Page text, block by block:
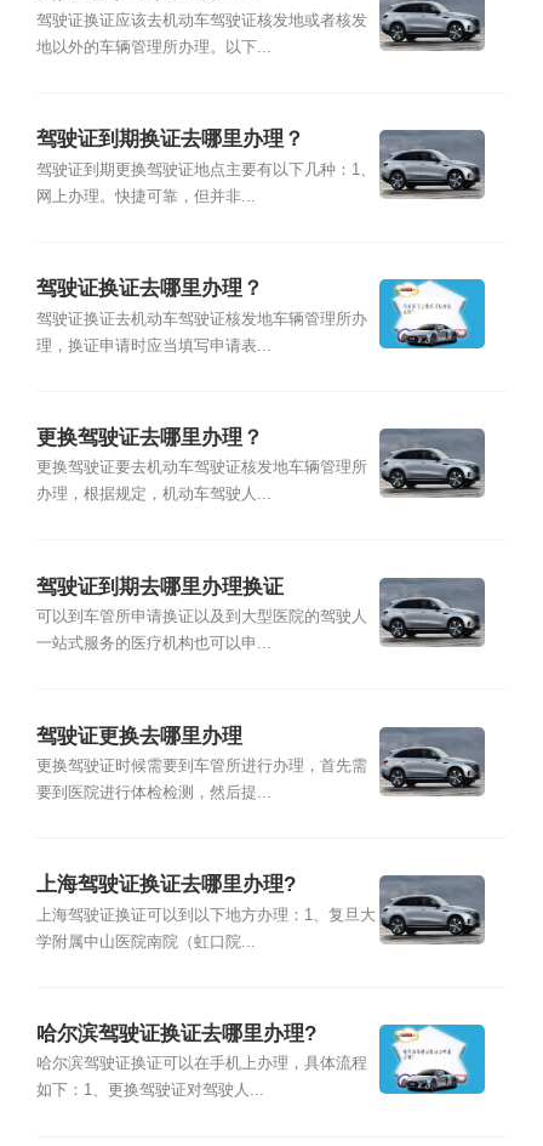
驾驶证换证应该去机动车驾驶证核发地或者核发
地以外的车辆管理所办理。以下...
驾驶证到期换证去哪里办理？
驾驶证到期更换驾驶证地点主要有以下几种：1、
网上办理。快捷可靠，但并非...
驾驶证换证去哪里办理？
驾驶证换证去机动车驾驶证核发地车辆管理所办
理，换证申请时应当填写申请表...
更换驾驶证去哪里办理？
更换驾驶证要去机动车驾驶证核发地车辆管理所
办理，根据规定，机动车驾驶人...
驾驶证到期去哪里办理换证
可以到车管所申请换证以及到大型医院的驾驶人
一站式服务的医疗机构也可以申...
驾驶证更换去哪里办理
更换驾驶证时候需要到车管所进行办理，首先需
要到医院进行体检检测，然后提...
上海驾驶证换证去哪里办理?
上海驾驶证换证可以到以下地方办理：1、复旦大
学附属中山医院南院（虹口院...
哈尔滨驾驶证换证去哪里办理?
哈尔滨驾驶证换证可以在手机上办理，具体流程
如下：1、更换驾驶证对驾驶人...